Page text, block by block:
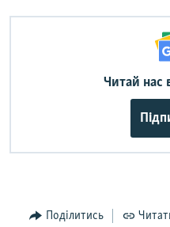
Читай нас
Поділитись